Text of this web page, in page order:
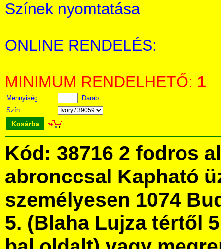
Színek nyomtatása
ONLINE RENDELÉS:
MINIMUM RENDELHETŐ: 1
Mennyiség:
Darab
Szín:
Kosárba
Kód: 38716 2 fodros
abronccsal Kapható
személyesen 1074
5. (Blaha Lujza tértől